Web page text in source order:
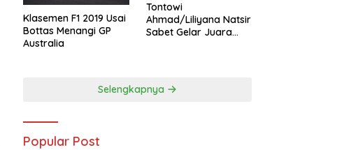
Klasemen F1 2019 Usai
Bottas Menangi GP
Australia
Tontowi
Ahmad/Liliyana Natsir
Sabet Gelar Juara
Selengkapnya
Popular Post